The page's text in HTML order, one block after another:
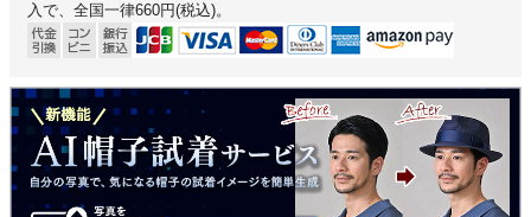
入で、全国一律660円(税込)。